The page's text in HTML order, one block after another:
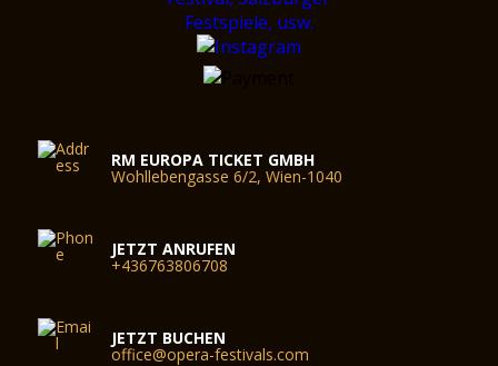
RM EUROPA TICKET GMBH
Wohllebengasse 6/2, Wien-1040
JETZT ANRUFEN
+436763806708
JETZT BUCHEN
office@opera-festivals.com